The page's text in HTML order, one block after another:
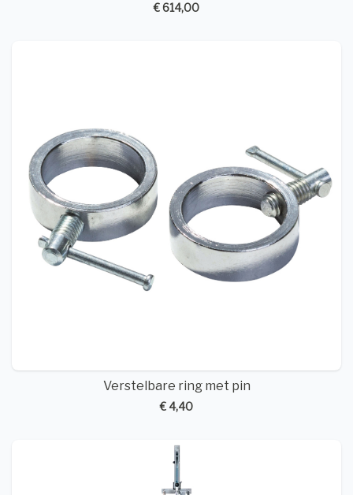
€ 614,00
Verstelbare ring met pin
€ 4,40